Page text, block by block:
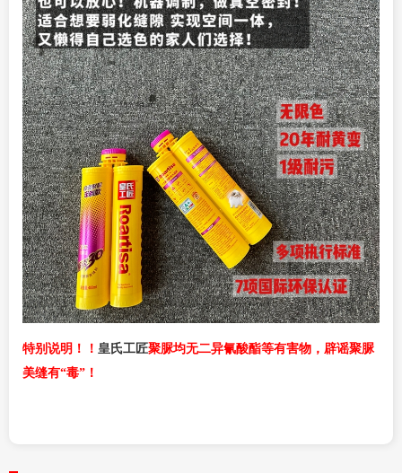
特别说明！！ 皇氏工匠聚脲均无二异氰酸酯等有害物，辟谣聚脲
美缝有“毒”！